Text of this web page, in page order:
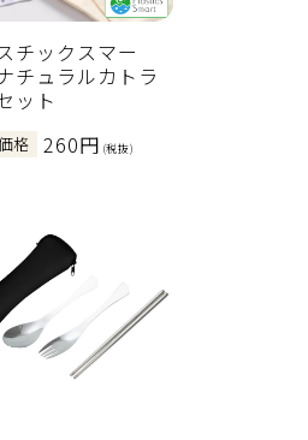
チックスマー
チュラルカトラ
ット
格 260円 (税抜)